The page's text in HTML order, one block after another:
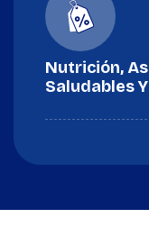
Nutrición,
Saludables